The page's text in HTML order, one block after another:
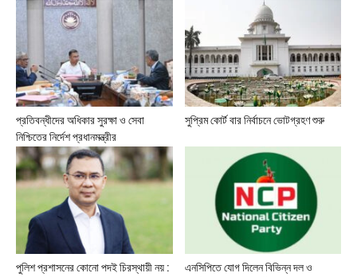
প্রতিবন্ধীদের অধিকার সুরক্ষা ও সেবা
নিশ্চিতের নির্দেশ প্রধানমন্ত্রীর
সুপ্রিম কোর্ট বার নির্বাচনে ভোটগ্রহণ শুরু
পুলিশ প্রশাসনের কোনো পদই চিরস্থায়ী নয় :
এনসিপিতে যোগ দিলেন বিভিন্ন দল ও